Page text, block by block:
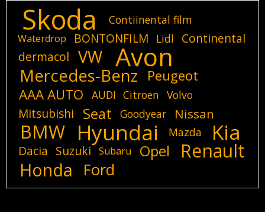
Skoda Contiinental film
Waterdrop BONTONFILM Lidl
Continental
dermacol
VW Avon
Mercedes-Benz
Peugeot
AAA AUTO
AUDI Citroen Volvo
Mitsubishi Seat Goodyear Nissan
BMW Hyundai Mazda Kia
Dacia Suzuki Subaru Opel Renault
Honda Ford